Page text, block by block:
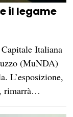
il legame
Italiana
(MuNDA)
L’esposizione,
rimarrà…